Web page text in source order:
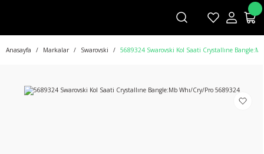
Anasayfa Markalar Swarovski 5689324 Swarovski Kol Saati Crystallıne